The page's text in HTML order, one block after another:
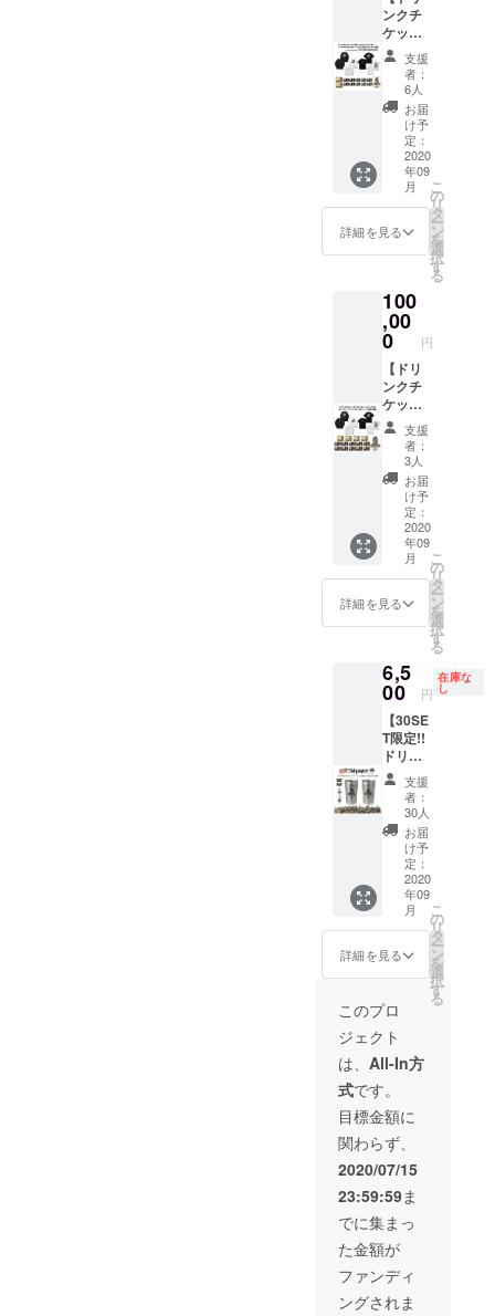
く際に
『上乗
せ支
援』を
するこ
とがで
きま
す。ご
都合許
す場合
は、上
ご支援
頂けま
いで
す。
(又は
ニック
ネーム)
を備考
欄へご
記入く
ださ
い。 ※
掲載不
要の方
は備考
欄へ
【不
い
A-Tシャ
ツは
BLACK
になり
ます。
GAME-
A-L/S T
シャツ/
JUMP-
A-L/S T
シャツ2
枚 ・サ
イズ：
GAME-
A-L/S T
シャツ
は
BLACK
、
JUMP-
A-L/S T
シャツ
WHITE
になり
ます。
● ドリ
ンクチ
ケット
10枚 有
効期限
以内。
● 壁面
ポス
ターへ
のお名
前掲載
※ 掲載
可能な
方はお
名前(又
はニッ
クネー
ム)を備
考欄へ
ご記入
くださ
い。 ※
は備考
【不
要】と
ご記入
くださ
い
ンクチ
ケット
(10枚)
＋シャ
ンパン
オー
ダーチ
ケット
(2枚)＋
Tシャツ
2枚＋
L/S T
シャツ2
枚 ス
テッ
援】 ●
GAME-
A-Tシャ
ツ/
JUMP-
A-Tシャ
ツ2枚
・サイ
ズ： M /
L / XL /
XXL ※
JUMP-
A-Tシャ
ツは
BLACK
になり
ます。
GAME-
A-L/S T
シャツ/
A-L/S T
シャツ2
枚 ・サ
イズ：
M / L /
XL /
XXL ※
GAME-
A-L/S T
シャツ
BLACK
JUMP-
A-L/S T
シャツ
は
ます。
● ドリ
ンクチ
ケット
10枚 有
効期限
は営業
再開か
ら6ヶ月
以内。
●シャン
パン
オー
ダーチ
ケット
(2枚) 有
効期限
は営業
支援
者：
6人
お届
け予
定：
2020
年09
月
詳細を見る
こ
の
リ
タ
ー
ン
を
選
択
す
る
100
,00
0 円
【ドリ
ンクチ
ケット
(10枚)
＋シャ
ンパン
オー
ダーチ
ケット
(4枚)＋
ステッ
カー＋T
シャツ
＋L/S T
シャツ
全部 支
シャツ3
種類
(BLAC
K
WHITE
含め5
枚) L/S
Tシャツ
3種類
(BLAC
WHITE
含め6
枚) 合計
11枚 ●
ステッ
カー1枚
ケット
10枚 有
効期限
は営業
再開か
ら6ヶ月
以内。
● シャ
ンパン
オー
ダーチ
ケット
(4枚) 有
効期限
は営業
再開か
ら6ヶ月
以内。
支援
者：
3人
お届
け予
定：
2020
年09
月
詳細を見る
こ
の
リ
タ
ー
ン
を
選
択
す
る
6,5
00 円
在庫な
し
【30SE
T限定!!
ドリン
クチ
ケット
枚)+ス
テンレ
スタン
ブラー
SET+ス
テッ
カー 2
枚 支
援】 ●
タンブ
ラー
1SET(2
個) デザ
イン違
いのタ
ンブ
ラー2個
の
1SET。
420ml
のステ
ンレス
タンブ
ラー。
● ドリ
ンクチ
ケット2
支援
者：
30人
お届
け予
定：
2020
年09
月
詳細を見る
こ
の
リ
タ
ー
ン
を
選
択
す
る
このプロ
ジェクト
は、 All-In方
式です。
目標金額に
関わらず、
2020/07/15
23:59:59ま
でに集まっ
た金額が
ファンディ
ングされま